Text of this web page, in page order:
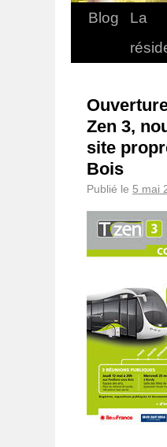
Blog
La
Zen 3,
site
Bois
Publié le 5 mai